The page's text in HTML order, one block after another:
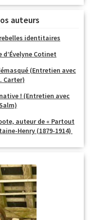
auteurs
identitaires
Cotinet
(Entretien avec
Carter)
! (Entretien avec
auteur de « Partout
Henry (1879-1914)